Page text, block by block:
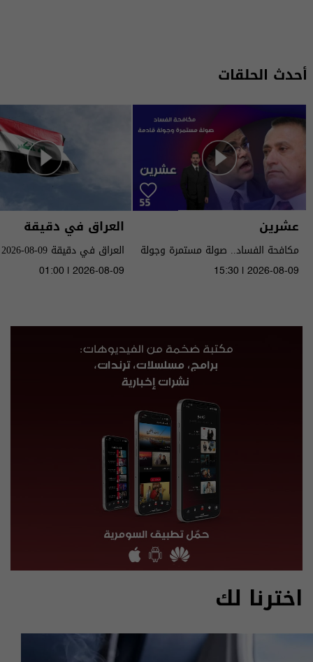
أحدث الحلقات
عشرين
مكافحة الفساد.. صولة مستمرة وجولة
قادمة - الحلقة ٥٥ | الموسم 5
15:30 | 2026-08-09
العراق في دقيقة
العراق في دقيقة 09-08-2026 | 2026
01:00 | 2026-08-09
اخترنا لك